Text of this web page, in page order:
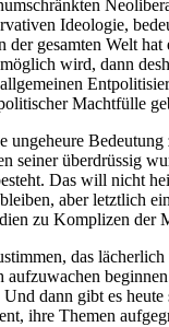
Ideologie,
gesamten Welt
wird, dann
Machtfülle
seiner überdrüssig
Das will nicht
aber letztlich
zu Komplizen der
das
dann gibt es
ihre Themen